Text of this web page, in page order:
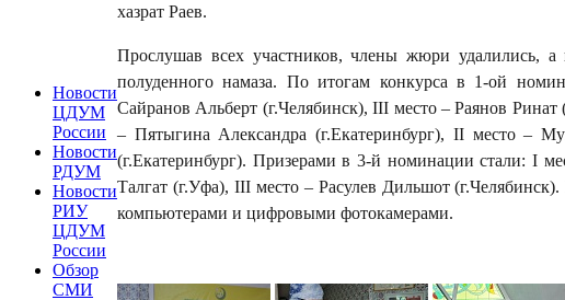
Новости
ЦДУМ
России
Новости
РДУМ
Новости
РИУ
ЦДУМ
России
Обзор
СМИ
хазрат Раев.
Прослушав всех участников, члены жюри удалились, а
полуденного намаза. По итогам конкурса в 1-ой
Сайранов Альберт (г.Челябинск), III место – Раянов
– Пятыгина Александра (г.Екатеринбург), II место –
(г.Екатеринбург). Призерами в 3-й номинации стали: I
Талгат (г.Уфа), III место – Расулев Дильшот
компьютерами и цифровыми фотокамерами.